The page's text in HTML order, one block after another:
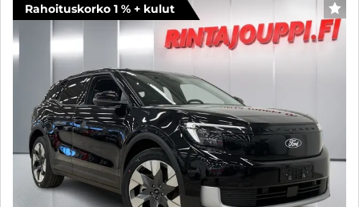
Rahoituskorko 1 % + kulut